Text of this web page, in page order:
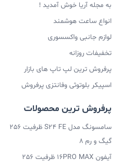
به مجله آریا خوش آمدید !
انواع ساعت هوشمند
لوازم جانبی واکسسوری
تخفیفات روزانه
پرفروش ترین لپ تاپ های بازار
اسپیکر بلوتوثی وفانتزی پرفروش
پرفروش ترین محصولات
سامسونگ مدل S24 FE ظرفیت 256
گیگ و رم 8
آیفون 16PRO MAX ظرفیت 256